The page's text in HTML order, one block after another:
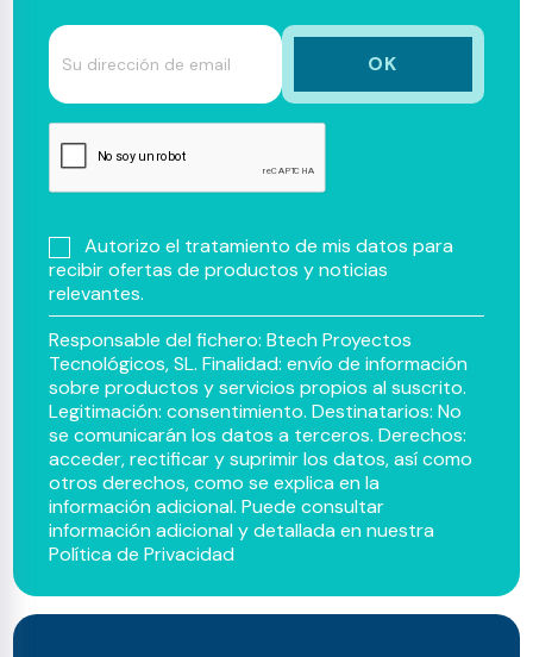
Autorizo el tratamiento de mis datos para
recibir ofertas de productos y noticias
relevantes.
Responsable del fichero: Btech Proyectos
Tecnológicos, SL. Finalidad: envío de información
sobre productos y servicios propios al suscrito.
Legitimación: consentimiento. Destinatarios: No
se comunicarán los datos a terceros. Derechos:
acceder, rectificar y suprimir los datos, así como
otros derechos, como se explica en la
información adicional. Puede consultar
información adicional y detallada en nuestra
Política de Privacidad